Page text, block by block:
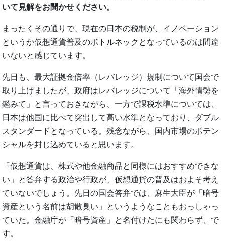
いて見解をお聞かせください。
まったくその通りで、現在の日本の税制が、イノベーション
というか仮想通貨普及のボトルネックとなっているのは間違
いないと感じています。
先日も、最大証拠金倍率（レバレッジ）規制について国会で
取り上げましたが、政府はレバレッジについて「海外情勢を
鑑みて」と言っておきながら、一方で課税水準については、
日本は他国に比べて突出して高い水準となっており、ダブル
スタンダードとなっている。残念ながら、国内市場のポテン
シャルを封じ込めていると思います。
「仮想通貨は、株式や他金融商品と同様にはおすすめできな
い」と答弁する政治や行政が、仮想通貨の普及はおよそ考え
ていないでしょう。先日の国会答弁では、麻生大臣が「暗号
資産という名前は胡散臭い」というようなこともおっしゃっ
ていた。金融庁が「暗号資産」と名付けたにも関わらず、で
す。